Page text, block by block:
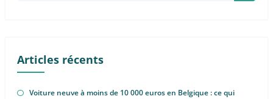
Articles récents
Voiture neuve à moins de 10 000 euros en Belgique : ce qui